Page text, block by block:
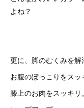
よね？
更に、脚のむくみを解
お腹のぽっこりをスッ
膝上のお肉をスッキリ。